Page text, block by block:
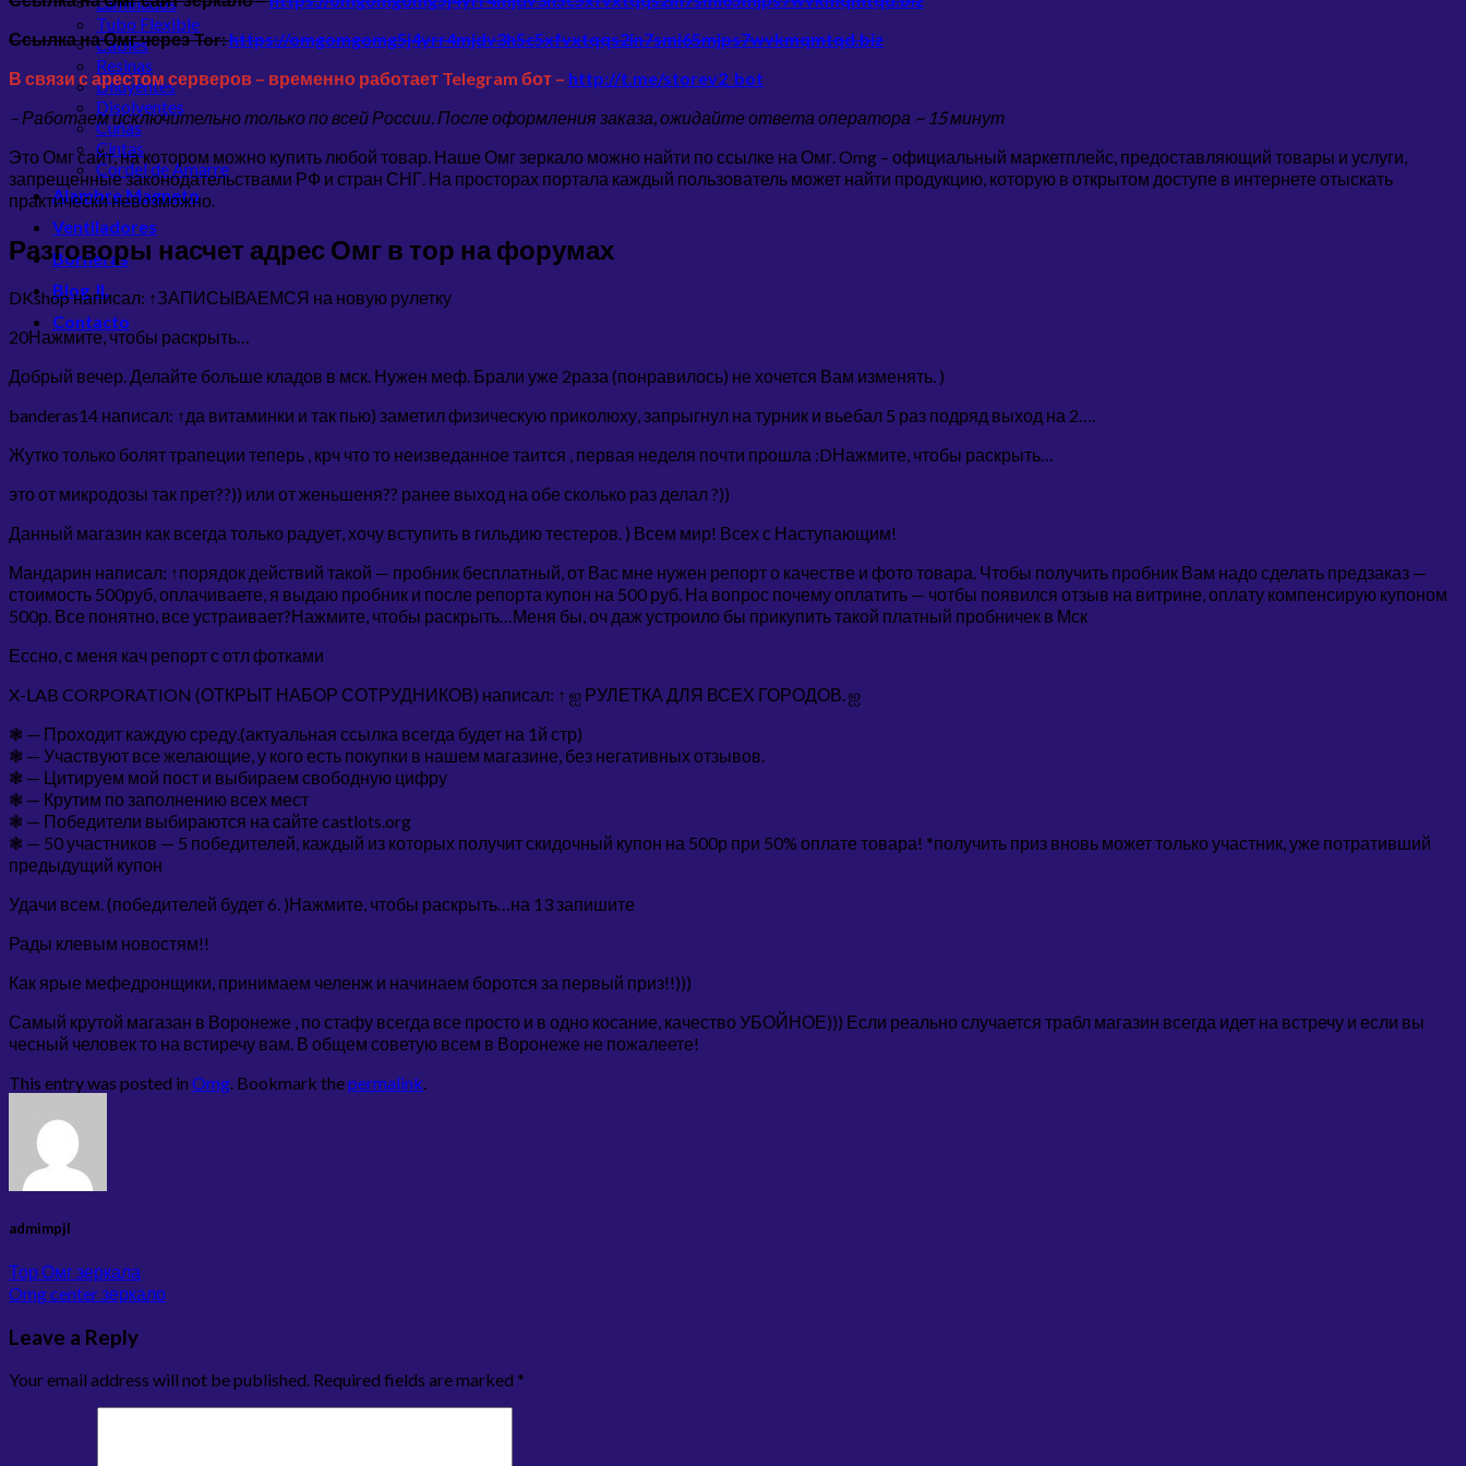
Tubo Flexible
Cables
Resinas
Diluyentes
Disolventes
Cuñas
Cintas
Cordel de Amarre
Alambre Magneto
Ventiladores
Borneras
Blog JL
Contacto
Ссылка на Омг через Tor:https://omgomgomg5j4yrr4mjdv3h5c5xfvxtqqs2in7smi65mjps7wvkmqmtqd.biz
В связи с арестом серверов – временно работает Telegram бот – http://t.me/storev2_bot
– Работаем исключительно только по всей России. После оформления заказа, ожидайте ответа оператора ~ 15 минут
Это Омг сайт, на котором можно купить любой товар. Наше Омг зеркало можно найти по ссылке на Омг. Omg – официальный маркетплейс, предоставляющий товары и услуги,
запрещенные законодательствами РФ и стран СНГ. На просторах портала каждый пользователь может найти продукцию, которую в открытом доступе в интернете отыскать
практически невозможно.
Разговоры насчет адрес Омг в тор на форумах
DKshop написал: ↑ЗАПИСЫВАЕМСЯ на новую рулетку
20Нажмите, чтобы раскрыть…
Добрый вечер. Делайте больше кладов в мск. Нужен меф. Брали уже 2раза (понравилось) не хочется Вам изменять. )
banderas14 написал: ↑да витаминки и так пью) заметил физическую приколюху, запрыгнул на турник и вьебал 5 раз подряд выход на 2….
Жутко только болят трапеции теперь , крч что то неизведанное таится , первая неделя почти прошла :DНажмите, чтобы раскрыть…
это от микродозы так прет??)) или от женьшеня?? ранее выход на обе сколько раз делал ?))
Данный магазин как всегда только радует, хочу вступить в гильдию тестеров. ) Всем мир! Всех с Наступающим!
Мандарин написал: ↑порядок действий такой — пробник бесплатный, от Вас мне нужен репорт о качестве и фото товара. Чтобы получить пробник Вам надо сделать предзаказ —
стоимость 500руб, оплачиваете, я выдаю пробник и после репорта купон на 500 руб. На вопрос почему оплатить — чотбы появился отзыв на витрине, оплату компенсирую купоном
500р. Все понятно, все устраивает?Нажмите, чтобы раскрыть…Меня бы, оч даж устроило бы прикупить такой платный пробничек в Мск
Ессно, с меня кач репорт с отл фотками
X-LAB CORPORATION (ОТКРЫТ НАБОР СОТРУДНИКОВ) написал: ↑ ஐ РУЛЕТКА ДЛЯ ВСЕХ ГОРОДОВ. ஐ
❃ — Проходит каждую среду.(актуальная ссылка всегда будет на 1й стр)
❃ — Участвуют все желающие, у кого есть покупки в нашем магазине, без негативных отзывов.
❃ — Цитируем мой пост и выбираем свободную цифру
❃ — Крутим по заполнению всех мест
❃ — Победители выбираются на сайте castlots.org
❃ — 50 участников — 5 победителей, каждый из которых получит скидочный купон на 500р при 50% оплате товара! *получить приз вновь может только участник, уже потративший
предыдущий купон
Удачи всем. (победителей будет 6. )Нажмите, чтобы раскрыть…на 13 запишите
Рады клевым новостям!!
Как ярые мефедронщики, принимаем челенж и начинаем боротся за первый приз!!)))
Самый крутой магазан в Воронеже , по стафу всегда все просто и в одно косание, качество УБОЙНОЕ))) Если реально случается трабл магазин всегда идет на встречу и если вы
чесный человек то на встиречу вам. В общем советую всем в Воронеже не пожалеете!
This entry was posted in Omg. Bookmark thepermalink.
admimpjl
Тор Омг зеркала
Omg center зеркало
Leave a Reply
Your email address will not be published. Required fields are marked *